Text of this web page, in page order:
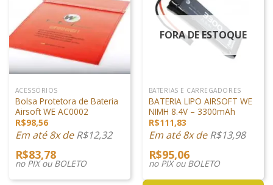
ACESSÓRIOS
Bolsa Protetora de Bateria
Airsoft WE AC0002
R$98,56
Em até 8x deR$12,32
R$83,78
no PIX ou BOLETO
FORA DE ESTOQUE
BATERIAS E CARREGADORES
BATERIA LIPO AIRSOFT WE
NIMH 8.4V – 3300mAh
R$111,83
Em até 8x deR$13,98
R$95,06
no PIX ou BOLETO